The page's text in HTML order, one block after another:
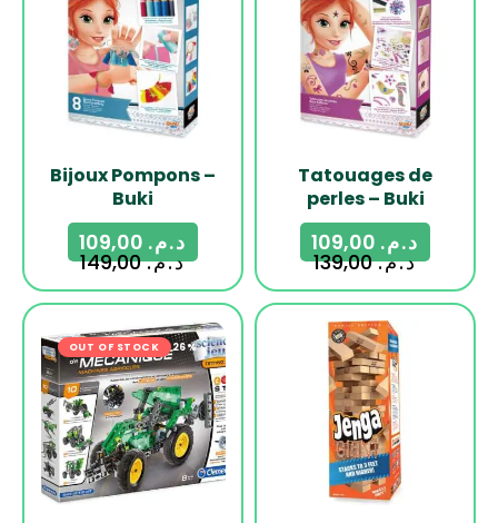
Bijoux Pompons –
Buki
د.م.149,00
د.م.
Tatouages de
perles – Buki
د.م.139,00
د.م.
OUT OF STOCK -26% -17%